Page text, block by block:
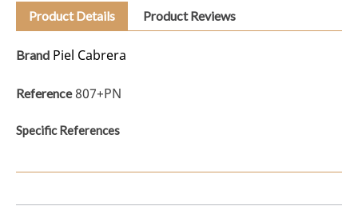
Product Details Product Reviews
Brand Piel Cabrera
Reference 807+PN
Specific References